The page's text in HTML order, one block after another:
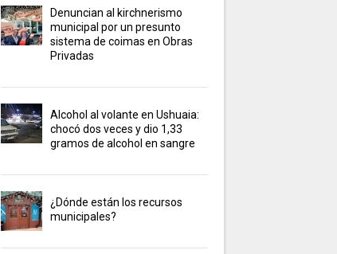
Denuncian al kirchnerismo
municipal por un presunto
sistema de coimas en Obras
Privadas
Alcohol al volante en Ushuaia:
chocó dos veces y dio 1,33
gramos de alcohol en sangre
¿Dónde están los recursos
municipales?